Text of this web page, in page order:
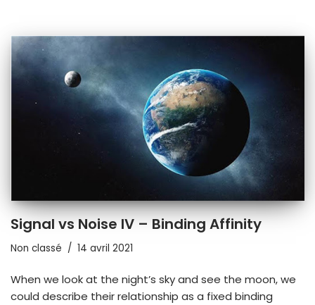
Signal vs Noise IV – Binding Affinity
Non classé 14 avril 2021
When we look at the night’s sky and see the moon, we
could describe their relationship as a fixed binding